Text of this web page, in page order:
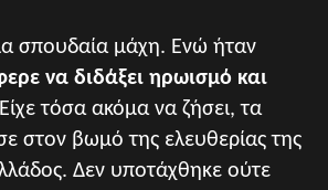
σπουδαία μάχη. Ενώ ήταν
να διδάξει ηρωισμό και
τόσα ακόμα να ζήσει, τα
στον βωμό της ελευθερίας της
Δεν υποτάχθηκε ούτε